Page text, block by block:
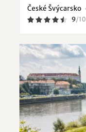
České Švýcarsko
9/10